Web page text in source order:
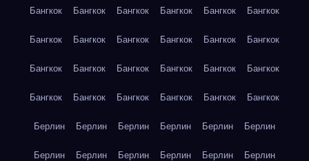
Бангкок Бангкок Бангкок Бангкок Бангкок Бангкок
Бангкок Бангкок Бангкок Бангкок Бангкок Бангкок
Бангкок Бангкок Бангкок Бангкок Бангкок Бангкок
Бангкок Бангкок Бангкок Бангкок Бангкок Бангкок
Берлин Берлин Берлин Берлин Берлин Берлин
Берлин Берлин Берлин Берлин Берлин Берлин